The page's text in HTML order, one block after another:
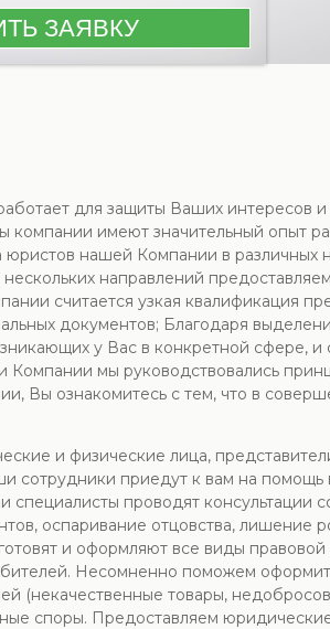
для защиты Ваших интересов
имеют значительный опыт
нашей Компании в различных
направлений
считается узкая квалификация
документов; Благодаря
у Вас в конкретной сфере, и
мы руководствовались
Вы ознакомитесь с тем, что в
и физические лица,
сотрудники приедут к вам на
проводят консультации
оспаривание отцовства, лишение
и оформляют все виды
Несомненно поможем
(некачественные товары,
споры. Предоставляем